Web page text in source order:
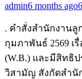
admin6 months ago
. คำสั่งสำนักงานลู
กุมภาพันธ์ 2569
(W.B.) และมีสิทธิ
วิสามัญ สังกัดสำนั